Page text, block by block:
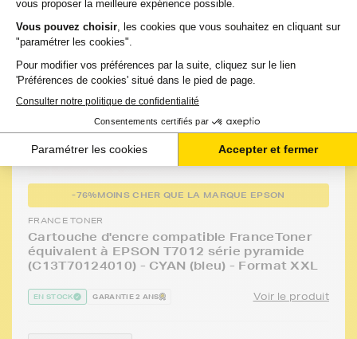
-76%MOINS CHER QUE LA MARQUE EPSON
FRANCE TONER
Cartouche d'encre compatible FranceToner
équivalent à EPSON T7012 série pyramide
(C13T70124010) - CYAN (bleu) - Format XXL
EN STOCK GARANTIE 2 ANS Voir le produit